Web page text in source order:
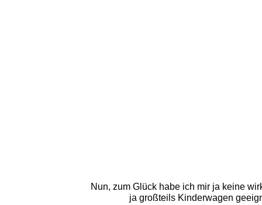
Nun, zum Glück habe ich mir ja keine
ja großteils Kinderwagen